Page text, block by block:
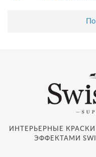
ИНТЕРЬЕРНЫЕ
ЭФФЕКТАМИ